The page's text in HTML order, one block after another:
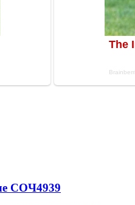
СОЧ4939